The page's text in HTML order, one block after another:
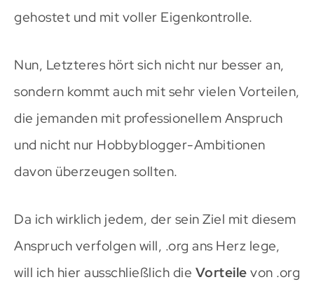
gehostet und mit voller Eigenkontrolle.
Nun, Letzteres hört sich nicht nur besser an,
sondern kommt auch mit sehr vielen Vorteilen,
die jemanden mit professionellem Anspruch
und nicht nur Hobbyblogger-Ambitionen
davon überzeugen sollten.
Da ich wirklich jedem, der sein Ziel mit diesem
Anspruch verfolgen will, .org ans Herz lege,
will ich hier ausschließlich die Vorteile von .org